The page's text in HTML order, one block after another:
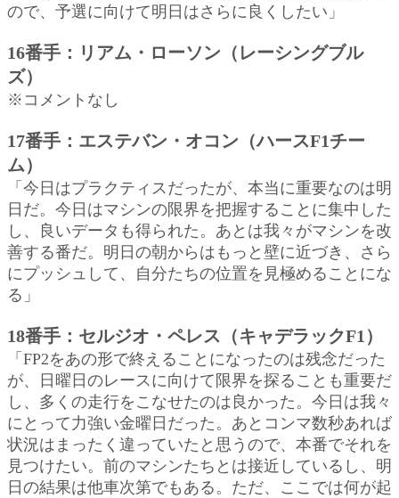
ので、予選に向けて明日はさらに良くしたい」
16番手：リアム・ローソン（レーシングブル
ズ）
※コメントなし
17番手：エステバン・オコン（ハースF1チー
ム）
「今日はプラクティスだったが、本当に重要なのは明
日だ。今日はマシンの限界を把握することに集中した
し、良いデータも得られた。あとは我々がマシンを改
善する番だ。明日の朝からはもっと壁に近づき、さら
にプッシュして、自分たちの位置を見極めることにな
る」
18番手：セルジオ・ペレス（キャデラックF1）
「FP2をあの形で終えることになったのは残念だった
が、日曜日のレースに向けて限界を探ることも重要だ
し、多くの走行をこなせたのは良かった。今日は我々
にとって力強い金曜日だった。あとコンマ数秒あれば
状況はまったく違っていたと思うので、本番でそれを
見つけたい。前のマシンたちとは接近しているし、明
日の結果は他車次第でもある。ただ、ここでは何が起